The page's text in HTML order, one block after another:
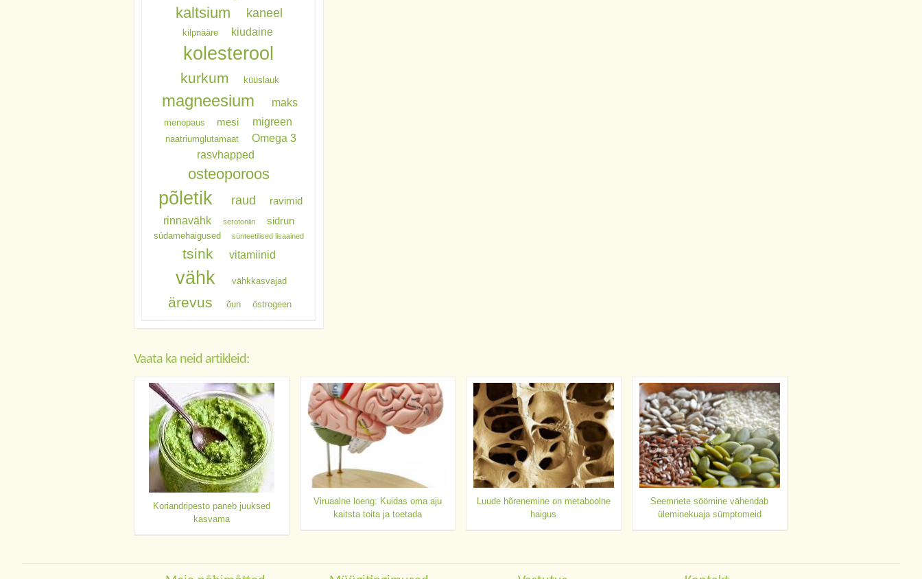
kaltsium kaneel
kilpnääre kiudaine
kolesterool
kurkum küüslauk
magneesium maks
menopaus mesi migreen
naatriumglutamaat
Omega 3
rasvhapped
osteoporoos
põletik raud ravimid
rinnavähk serotoniin sidrun
südamehaigused sünteetilised lisaained
tsink vitamiinid
vähk vähkkasvajad
ärevus õun östrogeen
Vaata ka neid artikleid:
Koriandripesto paneb juuksed
kasvama
Viruaalne loeng: Kuidas oma aju
kaitsta toita ja toetada
Luude hõrenemine on metaboolne
haigus
Seemnete söömine vähendab
üleminekuaja sümptomeid